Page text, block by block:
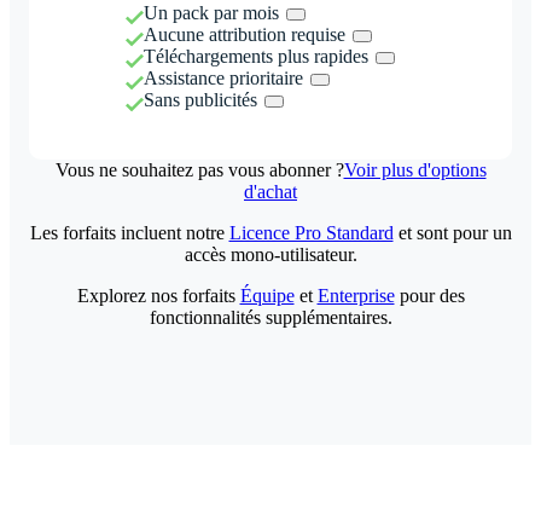
Un pack par mois
Aucune attribution requise
Téléchargements plus rapides
Assistance prioritaire
Sans publicités
Vous ne souhaitez pas vous abonner ?Voir plus d'options
d'achat
Les forfaits incluent notre Licence Pro Standard et sont pour un
accès mono-utilisateur.
Explorez nos forfaits Équipeet Enterprisepour des
fonctionnalités supplémentaires.